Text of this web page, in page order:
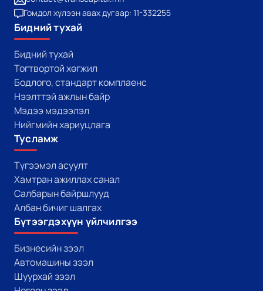
Гомдол хүлээн авах дугаар: 11-332255
Бидний тухай
Бидний тухай
Тогтвортой хөгжил
Бодлого, стандарт комплаенс
Нээлттэй ажлын байр
Мэдээ мэдээлэл
Нийгмийн хариуцлага
Тусламж
Түгээмэл асуулт
Хамтран ажиллах санал
Салбарын байршлууд
Албан бичиг шалгах
Бүтээгдэхүүн үйлчилгээ
Бизнесийн зээл
Автомашины зээл
Шуурхай зээл